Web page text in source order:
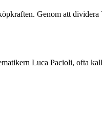
Genom att dividera
Luca Pacioli, ofta